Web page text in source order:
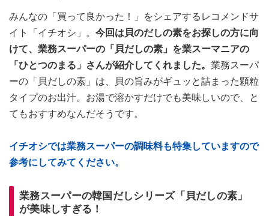
みんなの「買って良かった！」をシェアするレコメンドサ
イト「イチオシ」。 今回は貝のだしの素をお探しの方に向
けて、業務スーパーの「貝だしの素」を業スーマニアの
「ひとつのまる」さんが紹介してくれました。 業務スーパ
ーの「貝だしの素」は、貝の旨みがギュッと詰まった顆粒
タイプのお出汁。お湯で溶かすだけでも美味しいので、と
てもおすすめなんだそうです。
イチオシでは業務スーパーの調味料も特集していますので
参考にしてみてください。
業務スーパーの韓国だしシリーズ「貝だしの素」
が美味しすぎる！